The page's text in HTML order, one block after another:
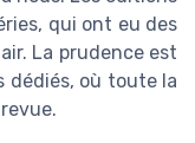
qui ont eu des
La prudence est
dédiés, où toute la